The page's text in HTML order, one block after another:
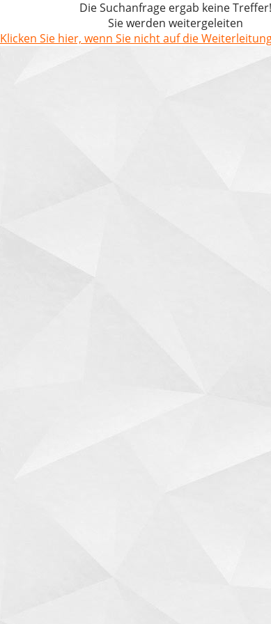
Die Suchanfrage ergab keine Treffer!
Sie werden weitergeleiten
Klicken Sie hier, wenn Sie nicht auf die